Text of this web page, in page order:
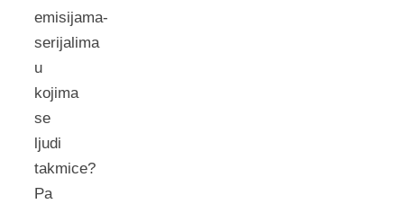
emisijama-
serijalima
u
kojima
se
ljudi
takmice?
Pa